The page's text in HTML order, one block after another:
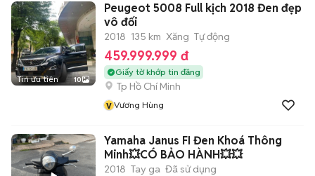
Tin ưu tiên 10
Peugeot 5008 Full kịch 2018 Đen đẹp
vô đối
2018 135 km Xăng Tự động
459.999.999 đ
Giấy tờ khớp tin đăng
Tp Hồ Chí Minh
v Vương Hùng
Yamaha Janus FI Đen Khoá Thông
Minh💥CÓ BẢO HÀNH💥💥
2018 Tay ga Đã sử dụng